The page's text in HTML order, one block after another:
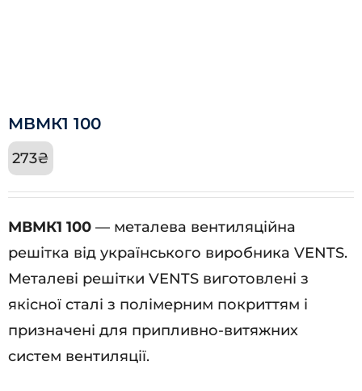
МВМК1 100
273₴
МВМК1 100 — металева вентиляційна
решітка від українського виробника VENTS.
Металеві решітки VENTS виготовлені з
якісної сталі з полімерним покриттям і
призначені для припливно-витяжних
систем вентиляції.